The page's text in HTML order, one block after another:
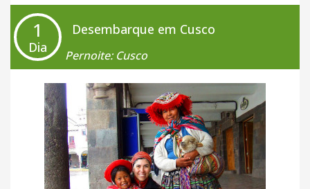
1
Dia
Desembarque em Cusco
Pernoite: Cusco